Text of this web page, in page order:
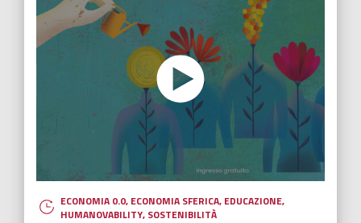
ECONOMIA 0.0, ECONOMIA SFERICA, EDUCAZIONE,
HUMANOVABILITY, SOSTENIBILITÀ